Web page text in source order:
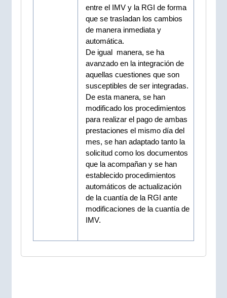
entre el IMV y la RGI de forma
que se trasladan los cambios
de manera inmediata y
automática.
De igual manera, se ha
avanzado en la integración de
aquellas cuestiones que son
susceptibles de ser integradas.
De esta manera, se han
modificado los procedimientos
para realizar el pago de ambas
prestaciones el mismo día del
mes, se han adaptado tanto la
solicitud como los documentos
que la acompañan y se han
establecido procedimientos
automáticos de actualización
de la cuantía de la RGI ante
modificaciones de la cuantía de
IMV.